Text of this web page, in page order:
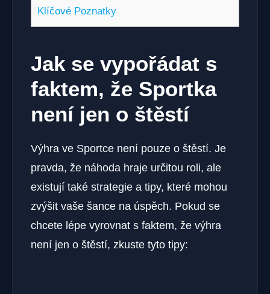
Klíčové Poznatky
Jak se vypořádat s
faktem, že Sportka
není jen o štěstí
Výhra ve Sportce není pouze o štěstí. Je
pravda, že náhoda hraje určitou roli, ale
existují také strategie a tipy, které mohou
zvýšit vaše šance na úspěch. Pokud se
chcete lépe vyrovnat s faktem, že výhra
není jen o štěstí, zkuste tyto tipy: